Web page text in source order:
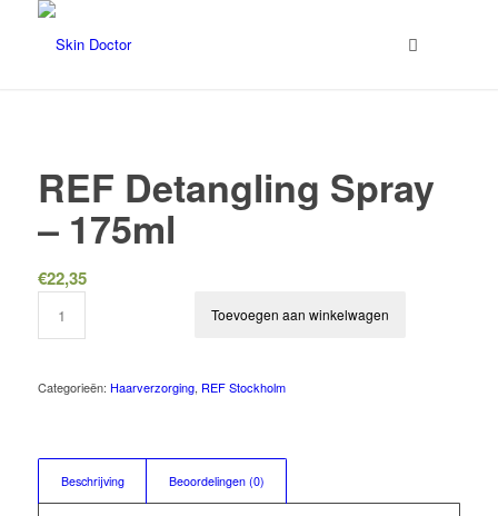
REF Detangling Spray
– 175ml
€22,35
Toevoegen aan winkelwagen
Categorieën: Haarverzorging, REF Stockholm
Beschrijving Beoordelingen (0)